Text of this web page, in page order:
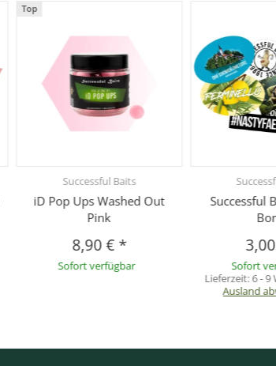
Top
Successful Baits
iD Pop Ups Washed Out
Pink
8,90 €*
Sofort verfügbar
Successful
Sofort
Lieferzeit:6 - 9
Ausland